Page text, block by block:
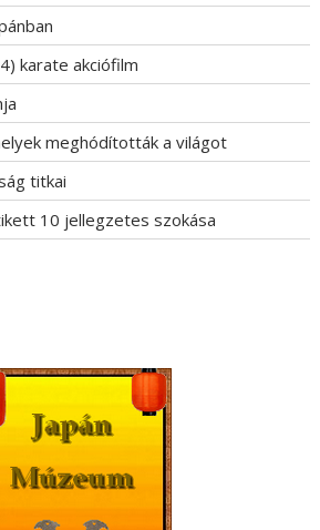
karate akciófilm
meghódították a világot
titkai
10 jellegzetes szokása